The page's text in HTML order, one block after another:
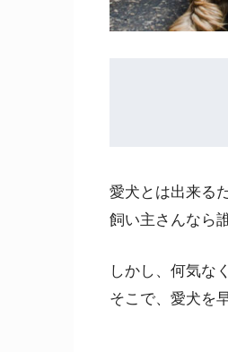
愛犬とは出来る
飼い主さんなら
しかし、何気な
そこで、愛犬を